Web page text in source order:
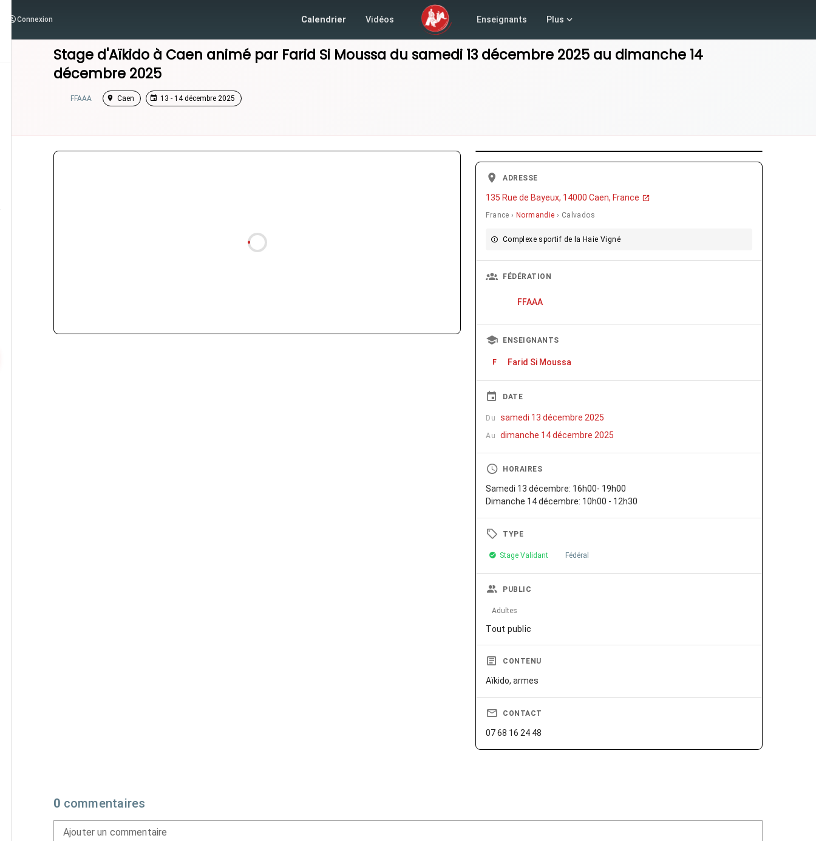
Connexion Calendrier Vidéos Enseignants Plus
Stage d'Aïkido à Caen animé par Farid Si Moussa du samedi 13 décembre 2025 au dimanche 14
décembre 2025
FFAAA Caen 13 - 14 décembre 2025
ADRESSE
135 Rue de Bayeux, 14000 Caen, France
France › Normandie › Calvados
Complexe sportif de la Haie Vigné
FÉDÉRATION
FFAAA
ENSEIGNANTS
F Farid Si Moussa
DATE
Du samedi 13 décembre 2025
Au dimanche 14 décembre 2025
HORAIRES
Samedi 13 décembre: 16h00- 19h00
Dimanche 14 décembre: 10h00 - 12h30
TYPE
Stage Validant Fédéral
PUBLIC
Adultes
Tout public
CONTENU
Aïkido, armes
CONTACT
07 68 16 24 48
0 commentaires
Ajouter un commentaire